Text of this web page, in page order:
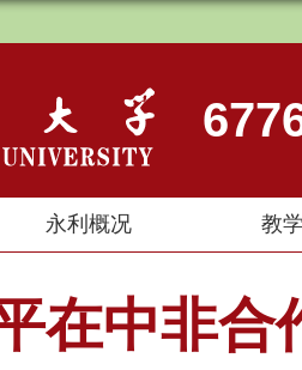
永利概况 教
在中非合